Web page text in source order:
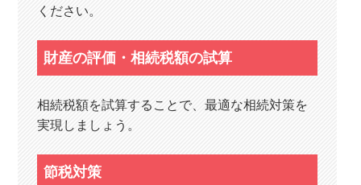
ください。
財産の評価・相続税額の試算
相続税額を試算することで、最適な相続対策を
実現しましょう。
節税対策